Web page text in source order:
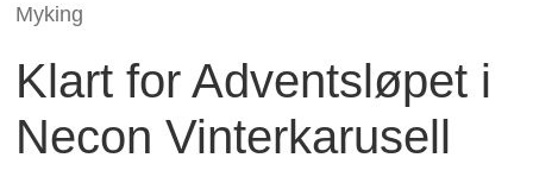
Myking
Klart for Adventsløpet i
Necon Vinterkarusell